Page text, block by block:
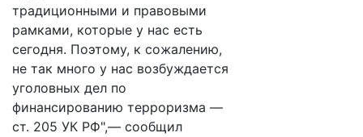
традиционными и правовыми
рамками, которые у нас есть
сегодня. Поэтому, к сожалению,
не так много у нас возбуждается
уголовных дел по
финансированию терроризма —
ст. 205 УК РФ",— сообщил